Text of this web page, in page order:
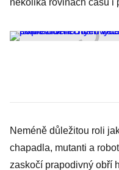
několika rovinách času i
Neméně důležitou roli
chapadla, mutanti a
zaskočí prapodivný obří